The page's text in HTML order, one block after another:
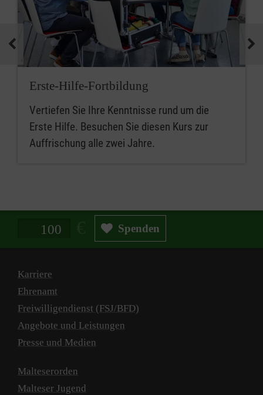
Erste-Hilfe-Fortbildung
Vertiefen Sie Ihre Kenntnisse rund um die
Erste Hilfe. Besuchen Sie diesen Kurs zur
Auffrischung alle zwei Jahre.
Spendenbetrag in Euro Spenden
Karriere
Ehrenamt
Freiwilligendienst (FSJ/BFD)
Angebote und Leistungen
Presse und Medien
Malteserorden
Malteser Jugend